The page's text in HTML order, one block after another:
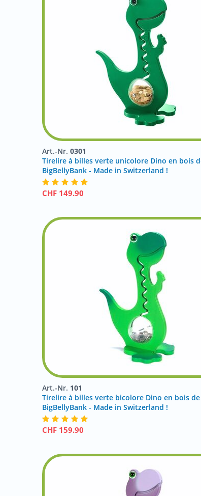
Art.-Nr. 0301
Tirelire à billes verte unicolore Dino en bois
BigBellyBank - Made in Switzerland !
CHF 149.90
Art.-Nr. 101
Tirelire à billes verte bicolore Dino en bois de
BigBellyBank - Made in Switzerland !
CHF 159.90